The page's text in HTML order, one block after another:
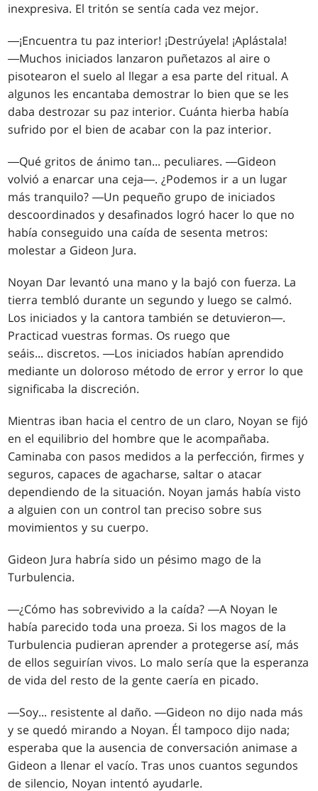
inexpresiva. El tritón se sentía cada vez mejor.
―¡Encuentra tu paz interior! ¡Destrúyela! ¡Aplástala!
―Muchos iniciados lanzaron puñetazos al aire o
pisotearon el suelo al llegar a esa parte del ritual. A
algunos les encantaba demostrar lo bien que se les
daba destrozar su paz interior. Cuánta hierba había
sufrido por el bien de acabar con la paz interior.
―Qué gritos de ánimo tan... peculiares. ―Gideon
volvió a enarcar una ceja―. ¿Podemos ir a un lugar
más tranquilo? ―Un pequeño grupo de iniciados
descoordinados y desafinados logró hacer lo que no
había conseguido una caída de sesenta metros:
molestar a Gideon Jura.
Noyan Dar levantó una mano y la bajó con fuerza. La
tierra tembló durante un segundo y luego se calmó.
Los iniciados y la cantora también se detuvieron―.
Practicad vuestras formas. Os ruego que
seáis... discretos. ―Los iniciados habían aprendido
mediante un doloroso método de error y error lo que
significaba la discreción.
Mientras iban hacia el centro de un claro, Noyan se fijó
en el equilibrio del hombre que le acompañaba.
Caminaba con pasos medidos a la perfección, firmes y
seguros, capaces de agacharse, saltar o atacar
dependiendo de la situación. Noyan jamás había visto
a alguien con un control tan preciso sobre sus
movimientos y su cuerpo.
Gideon Jura habría sido un pésimo mago de la
Turbulencia.
―¿Cómo has sobrevivido a la caída? ―A Noyan le
había parecido toda una proeza. Si los magos de la
Turbulencia pudieran aprender a protegerse así, más
de ellos seguirían vivos. Lo malo sería que la esperanza
de vida del resto de la gente caería en picado.
―Soy... resistente al daño. ―Gideon no dijo nada más
y se quedó mirando a Noyan. Él tampoco dijo nada;
esperaba que la ausencia de conversación animase a
Gideon a llenar el vacío. Tras unos cuantos segundos
de silencio, Noyan intentó ayudarle.